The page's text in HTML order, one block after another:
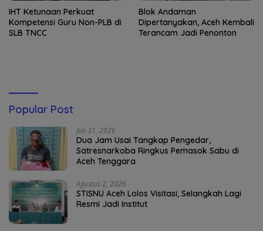
IHT Ketunaan Perkuat
Kompetensi Guru Non-PLB di
SLB TNCC
Blok Andaman
Dipertanyakan, Aceh Kembali
Terancam Jadi Penonton
Popular Post
Juli 31, 2026
Dua Jam Usai Tangkap Pengedar,
Satresnarkoba Ringkus Pemasok Sabu di
Aceh Tenggara
Agustus 2, 2026
STISNU Aceh Lolos Visitasi, Selangkah Lagi
Resmi Jadi Institut